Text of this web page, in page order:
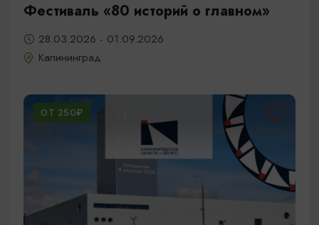
Фестиваль «80 историй о главном»
28.03.2026 - 01.09.2026
Калининград
ОТ 250₽